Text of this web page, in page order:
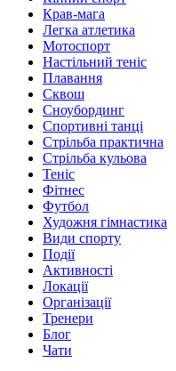
Крав-мага
Легка атлетика
Мотоспорт
Настільний теніс
Плавання
Сквош
Сноубординг
Спортивні танці
Стрільба практична
Стрільба кульова
Теніс
Фітнес
Футбол
Художня гімнастика
Види спорту
Події
Активності
Локації
Організації
Тренери
Блог
Чати